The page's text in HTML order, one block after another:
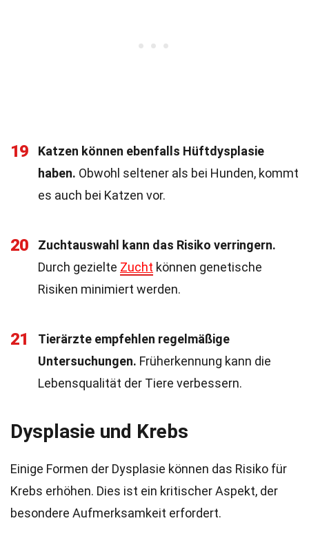
19
Katzen können ebenfalls Hüftdysplasie
haben. Obwohl seltener als bei Hunden, kommt
es auch bei Katzen vor.
20
Zuchtauswahl kann das Risiko verringern.
Durch gezielte Zucht können genetische
Risiken minimiert werden.
21
Tierärzte empfehlen regelmäßige
Untersuchungen. Früherkennung kann die
Lebensqualität der Tiere verbessern.
Dysplasie und Krebs
Einige Formen der Dysplasie können das Risiko für
Krebs erhöhen. Dies ist ein kritischer Aspekt, der
besondere Aufmerksamkeit erfordert.